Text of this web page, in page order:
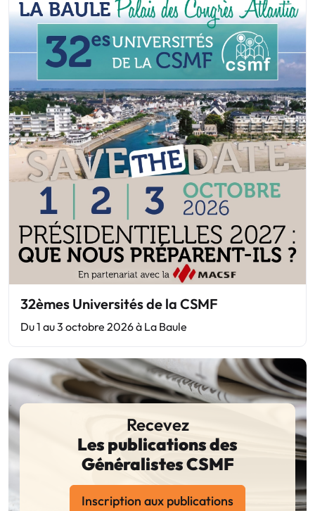
32èmes Universités de la CSMF
Du 1 au 3 octobre 2026 à La Baule
Recevez
Les publications des
Généralistes CSMF
Inscription aux publications